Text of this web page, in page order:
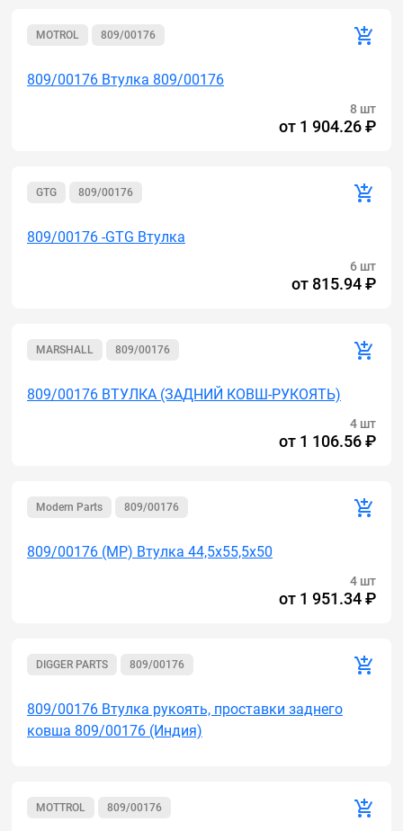
MOTROL 809/00176
809/00176 Втулка 809/00176
8 шт
от 1 904.26 ₽
GTG 809/00176
809/00176 -GTG Втулка
6 шт
от 815.94 ₽
MARSHALL 809/00176
809/00176 ВТУЛКА (ЗАДНИЙ КОВШ-РУКОЯТЬ)
4 шт
от 1 106.56 ₽
Modern Parts 809/00176
809/00176 (MP) Втулка 44,5х55,5х50
4 шт
от 1 951.34 ₽
DIGGER PARTS 809/00176
809/00176 Втулка рукоять, проставки заднего
ковша 809/00176 (Индия)
MOTTROL 809/00176